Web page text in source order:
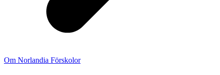
Om Norlandia Förskolor